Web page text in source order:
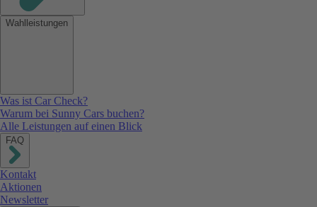
Wahlleistungen
Was ist Car Check?
Warum bei Sunny Cars buchen?
Alle Leistungen auf einen Blick
FAQ
Kontakt
Aktionen
Newsletter